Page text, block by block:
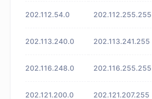
202.112.54.0 202.112.255.255
202.113.240.0 202.113.241.255
202.116.248.0 202.116.255.255
202.121.200.0 202.121.207.255